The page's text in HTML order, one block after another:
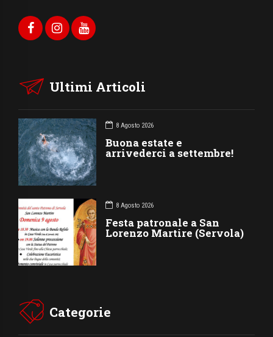
Ultimi Articoli
8 Agosto 2026
Buona estate e
arrivederci a settembre!
8 Agosto 2026
Festa patronale a San
Lorenzo Martire (Servola)
Categorie